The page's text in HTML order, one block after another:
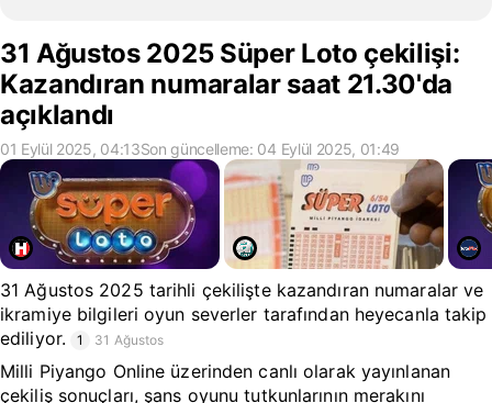
31 Ağustos 2025 Süper Loto çekilişi:
Kazandıran numaralar saat 21.30'da
açıklandı
01 Eylül 2025, 04:13Son güncelleme: 04 Eylül 2025, 01:49
31 Ağustos 2025 tarihli çekilişte kazandıran numaralar ve
ikramiye bilgileri oyun severler tarafından heyecanla takip
ediliyor.
1 31 Ağustos
Milli Piyango Online üzerinden canlı olarak yayınlanan
çekiliş sonuçları, şans oyunu tutkunlarının merakını